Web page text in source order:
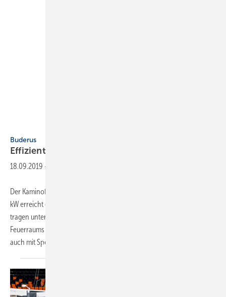
Buderus
Effizienter Kaminofen in rundem
18.09.2019 -
Der Kaminofen Logastyle Pulsus mit einer Nennwärmeleistung von 6
kW erreicht eine Raumheizungs-Energieeffizienz von 108,7 %. Dazu
tragen unter anderem die Wärmespeichereigenschaften des
Feuerraums aus Schamotte bei. Optional lässt sich der Kaminofen
auch mit Speichersteinen ausstatten,